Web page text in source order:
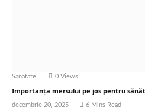
Sănătate 0 Views
Importanța mersului pe jos pentru
decembrie 20, 2025 6 Mins Read